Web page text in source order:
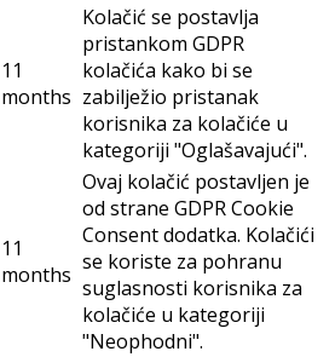
11
months
Kolačić se postavlja
pristankom GDPR
kolačića kako bi se
zabilježio pristanak
korisnika za kolačiće u
kategoriji "Oglašavajući".
11
months
Ovaj kolačić postavljen je
od strane GDPR Cookie
Consent dodatka. Kolačići
se koriste za pohranu
suglasnosti korisnika za
kolačiće u kategoriji
"Neophodni".